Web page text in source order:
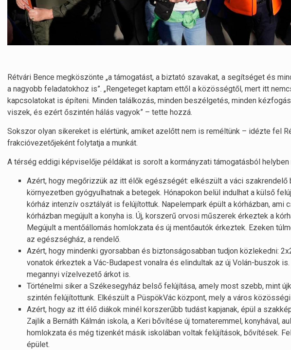
Rétvári Bence megköszönte „a támogatást, a biztató szavakat, a segítséget és
a nagyobb feladatokhoz is”. „Rengeteget kaptam ettől a közösségtől, mert itt
kapcsolatokat is építeni. Minden találkozás, minden beszélgetés, minden
viszek, és ezért őszintén hálás vagyok” – tette hozzá.
Sokszor olyan sikereket is elértünk, amiket azelőtt nem is reméltünk – idézte fel
frakcióvezetőjeként folytatja a munkát.
A térség eddigi képviselője példákat is sorolt a kormányzati támogatásból
Azért, hogy megőrizzük az itt élők egészségét: elkészült a váci
környezetben gyógyulhatnak a betegek. Hónapokon belül indulhat a külső
kórház intenzív osztályát is felújítottuk. Napelempark épült a kórházban, ami
kórházban megújult a konyha is. Új, korszerű orvosi műszerek érkeztek a
Megújult a mentőállomás homlokzata és új mentőautók érkeztek. Ezeken
az egészségház, a rendelő.
Azért, hogy mindenki gyorsabban és biztonságosabban tudjon közlekedni:
vonatok érkeztek a Vác-Budapest vonalra és elindultak az új Volán-buszok
megannyi vízelvezető árkot is.
Történelmi siker a Székesegyház belső felújítása, amely most szebb, mint
szintén felújítottunk. Elkészült a PüspökVác központ, mely a város
Azért, hogy az itt élő diákok minél korszerűbb tudást kapjanak, épül a
Zajlik a Bernáth Kálmán iskola, a Keri bővítése új tornateremmel, konyhával,
homlokzata és még tizenkét másik iskolában voltak felújítások, bővítések.
épület.